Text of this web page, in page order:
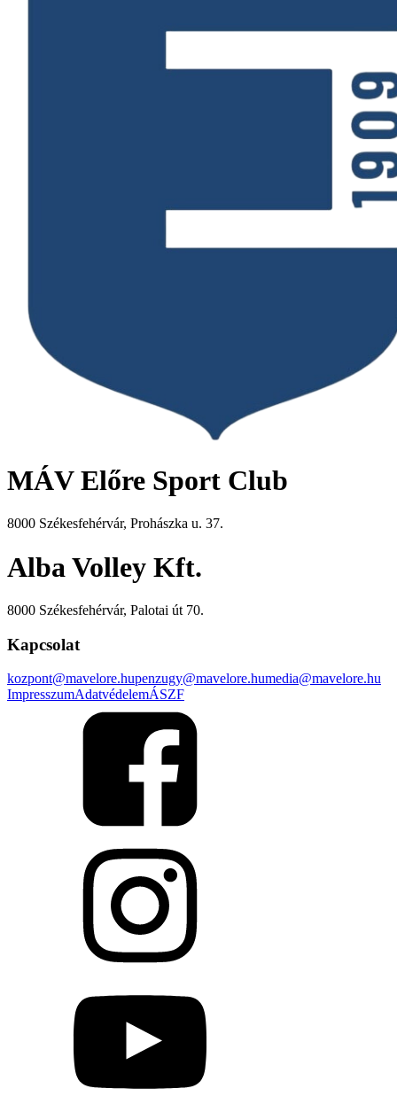
MÁV Előre Sport Club
8000 Székesfehérvár, Prohászka u. 37.
Alba Volley Kft.
8000 Székesfehérvár, Palotai út 70.
Kapcsolat
kozpont@mavelore.hupenzugy@mavelore.humedia@mavelore.hu
ImpresszumAdatvédelemÁSZF